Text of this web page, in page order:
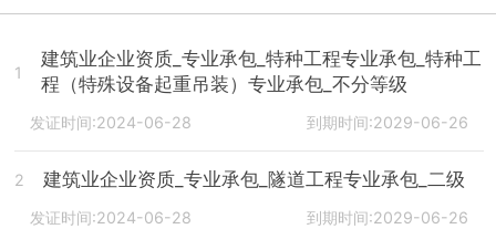
1
建筑业企业资质_专业承包_特种工程专业承包_特种工
程（特殊设备起重吊装）专业承包_不分等级
发证时间:2024-06-28 到期时间:2029-06-26
2 建筑业企业资质_专业承包_隧道工程专业承包_二级
发证时间:2024-06-28 到期时间:2029-06-26